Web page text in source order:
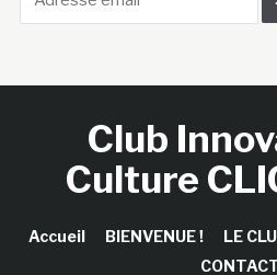
Club
Culture
Accueil BIENVENUE ! LE